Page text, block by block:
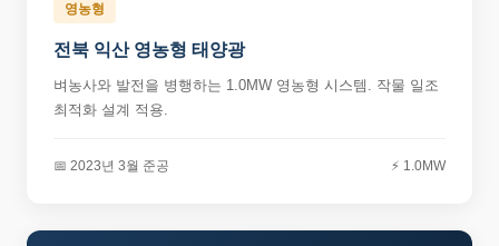
영농형
전북 익산 영농형 태양광
벼농사와 발전을 병행하는 1.0MW 영농형 시스템. 작물 일조
최적화 설계 적용.
📅 2023년 3월 준공 ⚡ 1.0MW